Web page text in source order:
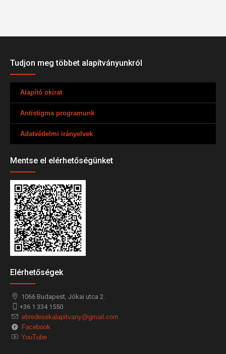
Tudjon meg többet alapítványunkról
Alapító okirat
Antistigma programunk
Adatvédelmi irányelvek
Mentse el elérhetőségünket
Elérhetőségek
1066Budapest, Jókai utca 2.
+36 1 334 1550
ebredesekalapitvany@gmail.com
Facebook
YouTube